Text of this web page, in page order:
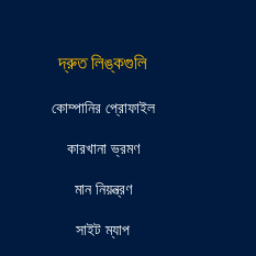
দ্রুত লিঙ্কগুলি
কোম্পানির প্রোফাইল
কারখানা ভ্রমণ
মান নিয়ন্ত্রণ
সাইট ম্যাপ